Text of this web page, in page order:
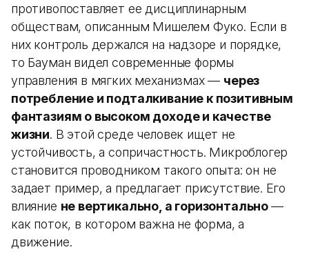
противопоставляет ее дисциплинарным
обществам, описанным Мишелем Фуко. Если в
них контроль держался на надзоре и порядке,
то Бауман видел современные формы
управления в мягких механизмах — через
потребление и подталкивание к позитивным
фантазиям о высоком доходе и качестве
жизни. В этой среде человек ищет не
устойчивость, а сопричастность. Микроблогер
становится проводником такого опыта: он не
задает пример, а предлагает присутствие. Его
влияние не вертикально, а горизонтально—
как поток, в котором важна не форма, а
движение.